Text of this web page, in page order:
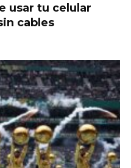
usar tu celular
cables